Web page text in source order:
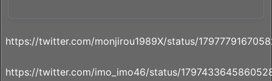
https://twitter.com/monjirou1989X/status/
https://twitter.com/imo_imo46/status/